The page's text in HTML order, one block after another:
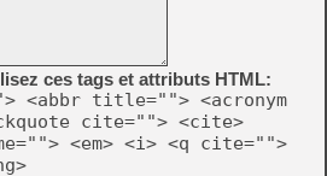
ces tags et attributs HTML:
<abbr title=""> <acronym
cite=""> <cite>
<em> <i> <q cite="">